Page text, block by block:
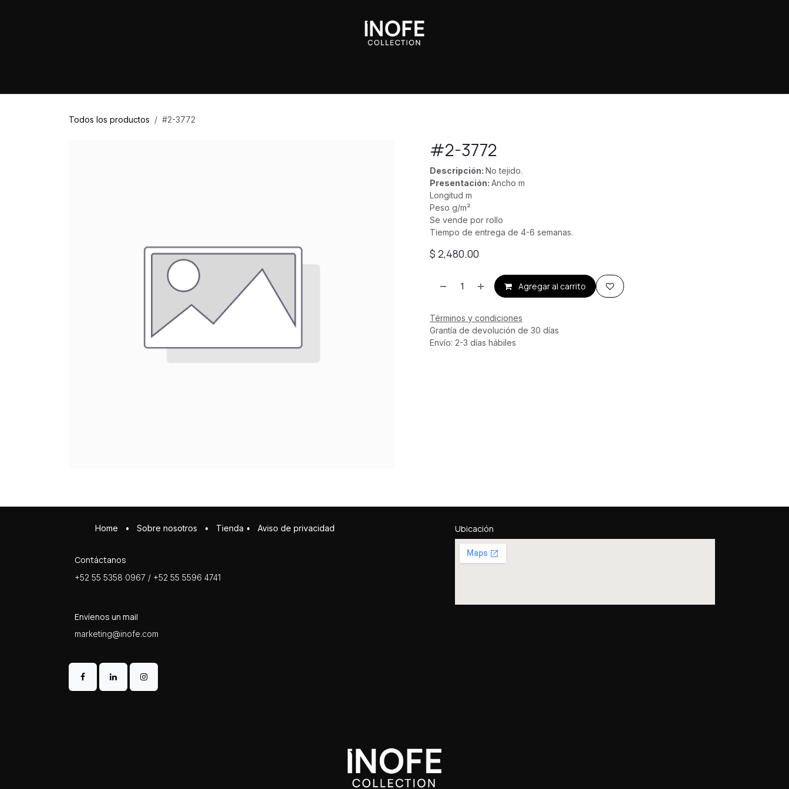
Todos los productos #2-3772
#2-3772
Descripción: No tejido.
Presentación: Ancho m
Longitud m
Peso g/m²
Se vende por rollo
Tiempo de entrega de 4-6 semanas.
$ 2,480.00
Agregar al carrito
Términos y condiciones
Grantía de devolución de 30 días
Envío: 2-3 días hábiles
Ubicación
Home • Sobre ​n​osotros • Tienda • Aviso de privacidad
Contáctanos
+52 55 5358 0967 / +52 55 5596 4741
Envíenos un mail
marketing@inofe.com